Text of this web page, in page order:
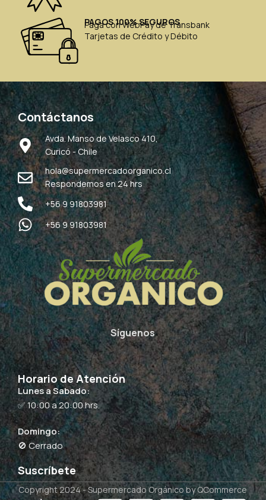
PAGOS 100% SEGUROS
Paga con WebPay de Transbank
Tarjetas de Crédito y Débito
Contáctanos
Avda. Manso de Velasco 410,
Curicó - Chile
hola@supermercadoorganico.cl
Respondemos en 24 hrs
+56 9 91803981
+56 9 91803981
Síguenos
Horario de Atención
Lunes a Sabado:
✅ 10:00 a 20:00 hrs.
Domingo:
🚫 Cerrado
Suscríbete
Copyright 2024 -Supermercado Orgánico by QCommerce